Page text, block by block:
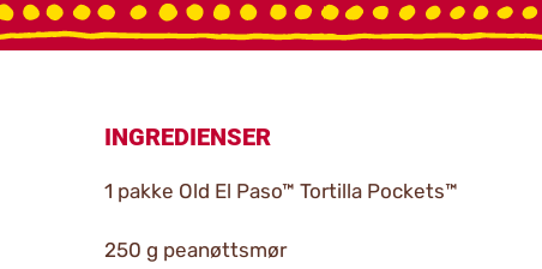
INGREDIENSER
1 pakke Old El Paso™ Tortilla Pockets™
250 g peanøttsmør